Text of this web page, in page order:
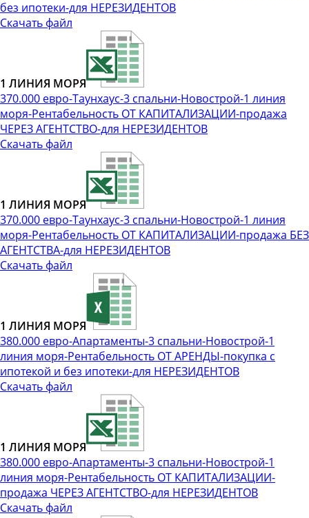
без ипотеки-для НЕРЕЗИДЕНТОВ
Скачать файл
1 ЛИНИЯ МОРЯ
370.000 евро-Таунхаус-3 спальни-Новострой-1 линия
моря-Рентабельность ОТ КАПИТАЛИЗАЦИИ-продажа
ЧЕРЕЗ АГЕНТСТВО-для НЕРЕЗИДЕНТОВ
Скачать файл
1 ЛИНИЯ МОРЯ
370.000 евро-Таунхаус-3 спальни-Новострой-1 линия
моря-Рентабельность ОТ КАПИТАЛИЗАЦИИ-продажа БЕЗ
АГЕНТСТВА-для НЕРЕЗИДЕНТОВ
Скачать файл
1 ЛИНИЯ МОРЯ
380.000 евро-Апартаменты-3 спальни-Новострой-1
линия моря-Рентабельность ОТ АРЕНДЫ-покупка с
ипотекой и без ипотеки-для НЕРЕЗИДЕНТОВ
Скачать файл
1 ЛИНИЯ МОРЯ
380.000 евро-Апартаменты-3 спальни-Новострой-1
линия моря-Рентабельность ОТ КАПИТАЛИЗАЦИИ-
продажа ЧЕРЕЗ АГЕНТСТВО-для НЕРЕЗИДЕНТОВ
Скачать файл